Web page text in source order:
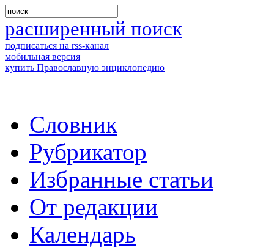
расширенный поиск
подписаться на rss-канал
мобильная версия
купить Православную энциклопедию
Словник
Рубрикатор
Избранные статьи
От редакции
Календарь